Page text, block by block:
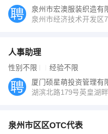
人力资源部 发
【李】 强势入
泉州市宏澳服装织造有
泉州市经济技术开发区
人事助理
性别不限 经验不限
厦门硕星萌投资管理有
湖滨北路179号英皇湖
泉州市区区OTC代表